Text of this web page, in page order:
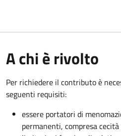
A chi è rivolto
Per richiedere il contributo è
seguenti requisiti:
essere portatori di
permanenti, compresa